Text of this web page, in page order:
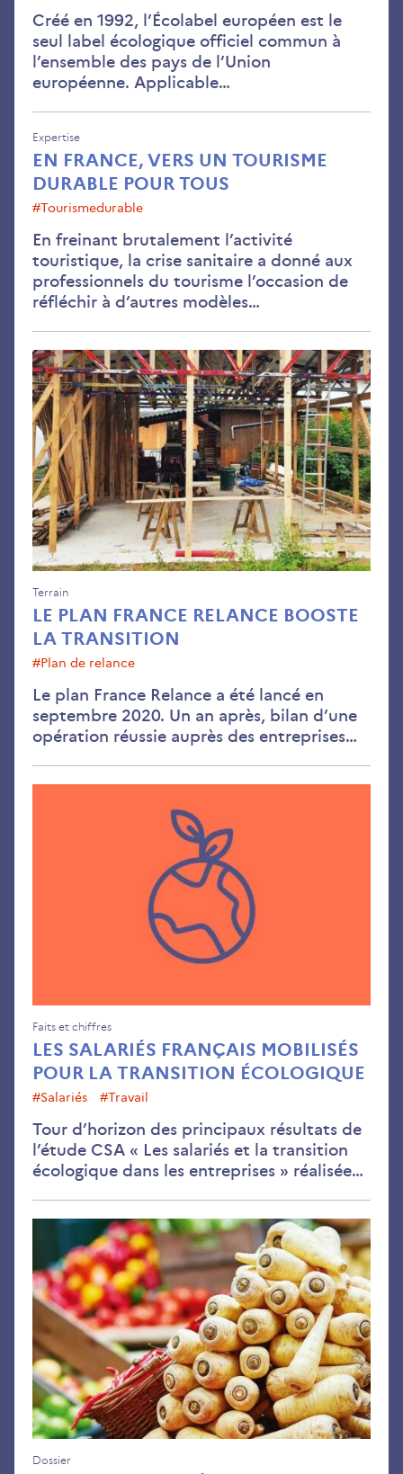
Créé en 1992, l’Écolabel européen est le
seul label écologique officiel commun à
l’ensemble des pays de l’Union
européenne. Applicable…
EN FRANCE, VERS UN TOURISME
DURABLE POUR TOUS
Expertise
#tourismedurable
En freinant brutalement l’activité
touristique, la crise sanitaire a donné aux
professionnels du tourisme l’occasion de
réfléchir à d’autres modèles…
LE PLAN FRANCE RELANCE BOOSTE
LA TRANSITION
Terrain
#Plan de relance
Le plan France Relance a été lancé en
septembre 2020. Un an après, bilan d’une
opération réussie auprès des entreprises…
Le
la
LES SALARIÉS FRANÇAIS MOBILISÉS
POUR LA TRANSITION ÉCOLOGIQUE
Faits et chiffres
#salariés #travail
Tour d’horizon des principaux résultats de
l’étude CSA « Les salariés et la transition
écologique dans les entreprises » réalisée…
Dossier
la
des